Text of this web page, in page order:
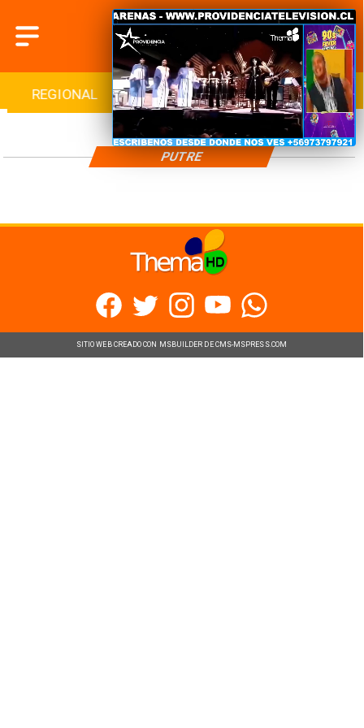
REGIONAL INTERNACIONAL DEPORTES
PUTRE
SITIO WEB CREADO CON MSBUILDER DE CMS-MSPRESS.COM